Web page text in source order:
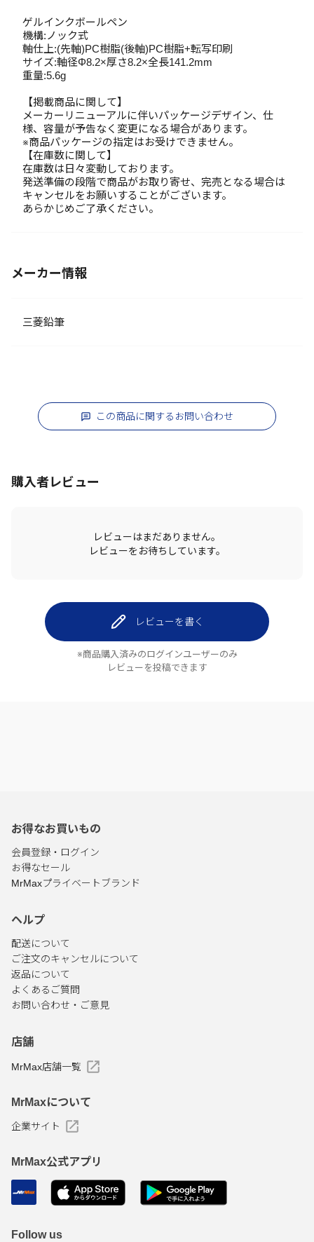
ゲルインクボールペン
機構:ノック式
軸仕上:(先軸)PC樹脂(後軸)PC樹脂+転写印刷
サイズ:軸径Φ8.2×厚さ8.2×全長141.2mm
重量:5.6g
【掲載商品に関して】
メーカーリニューアルに伴いパッケージデザイン、仕
様、容量が予告なく変更になる場合があります。
※商品パッケージの指定はお受けできません。
【在庫数に関して】
在庫数は日々変動しております。
発送準備の段階で商品がお取り寄せ、完売となる場合は
キャンセルをお願いすることがございます。
あらかじめご了承ください。
メーカー情報
三菱鉛筆
この商品に関するお問い合わせ
購入者レビュー
レビューはまだありません。
レビューをお待ちしています。
レビューを書く
※商品購入済みのログインユーザーのみ
レビューを投稿できます
お得なお買いもの
会員登録・ログイン
お得なセール
MrMaxプライベートブランド
ヘルプ
配送について
ご注文のキャンセルについて
返品について
よくあるご質問
お問い合わせ・ご意見
店舗
MrMax店舗一覧
MrMaxについて
企業サイト
MrMax公式アプリ
Follow us